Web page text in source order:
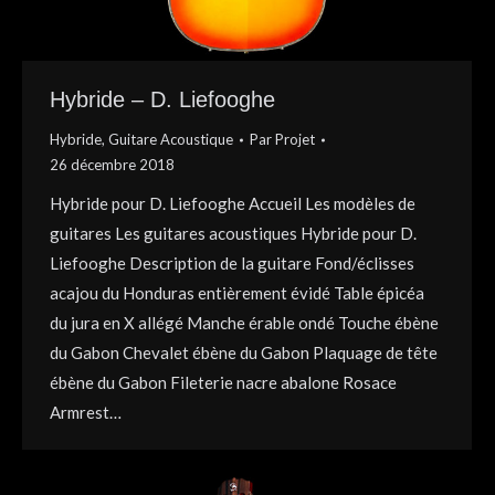
Hybride – D. Liefooghe
Hybride, Guitare Acoustique ParProjet
26 décembre 2018
Hybride pour D. Liefooghe Accueil Les modèles de
guitares Les guitares acoustiques Hybride pour D.
Liefooghe Description de la guitare Fond/éclisses
acajou du Honduras entièrement évidé Table épicéa
du jura en X allégé Manche érable ondé Touche ébène
du Gabon Chevalet ébène du Gabon Plaquage de tête
ébène du Gabon Fileterie nacre abalone Rosace
Armrest…